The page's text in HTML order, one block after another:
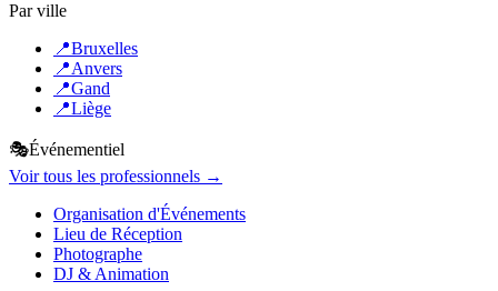
Par ville
📍Bruxelles
📍Anvers
📍Gand
📍Liège
🎭Événementiel
Voir tous les professionnels →
Organisation d'Événements
Lieu de Réception
Photographe
DJ & Animation